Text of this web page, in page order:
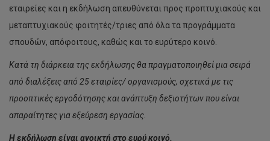
εταιρείες και η εκδήλωση απευθύνεται προς προπτυχιακούς και
μεταπτυχιακούς φοιτητές/τριες από όλα τα προγράμματα
σπουδών, απόφοιτους, καθώς και το ευρύτερο κοινό.
Κατά τη διάρκεια της εκδήλωσης θα πραγματοποιηθεί μια σειρά
από διαλέξεις από 25 εταιρίες/ οργανισμούς, σχετικά με τις
προοπτικές εργοδότησης και ανάπτυξη δεξιοτήτων που είναι
απαραίτητες για εξεύρεση εργασίας.
Η εκδήλωση είναι ανοικτή στο ευρύ κοινό.